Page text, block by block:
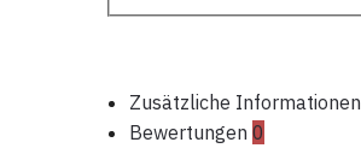
Zusätzliche Informationen
Bewertungen 0